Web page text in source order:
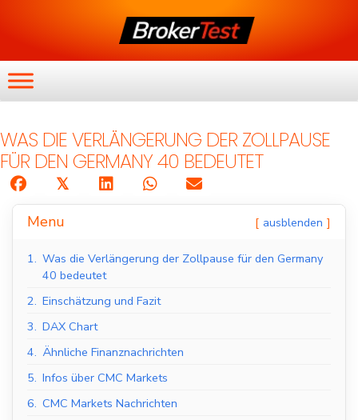
WAS DIE VERLÄNGERUNG DER ZOLLPAUSE
FÜR DEN GERMANY 40 BEDEUTET
𝕏
Menu ausblenden
1. Was die Verlängerung der Zollpause für den Germany
40 bedeutet
2. Einschätzung und Fazit
3. DAX Chart
4. Ähnliche Finanznachrichten
5. Infos über CMC Markets
6. CMC Markets Nachrichten